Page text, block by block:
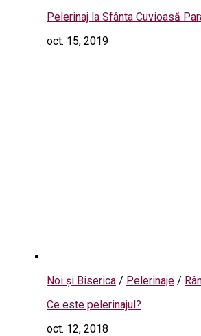
Pelerinaj la Sfânta Cuvioasă
oct. 15, 2019
Noi și Biserica / Pelerinaje /
Ce este pelerinajul?
oct. 12, 2018